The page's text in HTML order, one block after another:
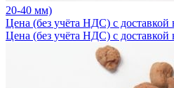
20-40 мм)
Цена (без учёта НДС) с
Цена (без учёта НДС) с доставкой